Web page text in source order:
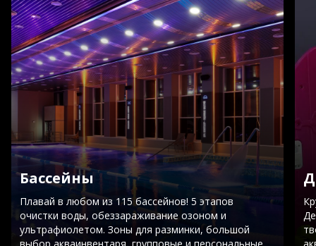
Бассейны
Плавай в любом из 115 бассейнов! 5 этапов
очистки воды, обеззараживание озоном и
ультрафиолетом. Зоны для разминки, большой